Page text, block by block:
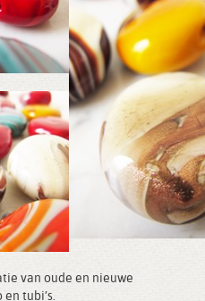
van oude en nieuwe
tubi’s.